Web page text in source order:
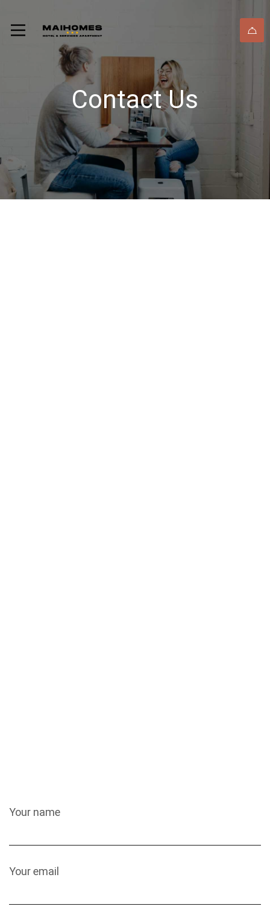
Contact Us
Your name
Your email